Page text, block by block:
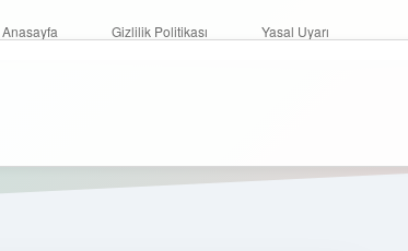
Anasayfa Gizlilik Politikası Yasal Uyarı